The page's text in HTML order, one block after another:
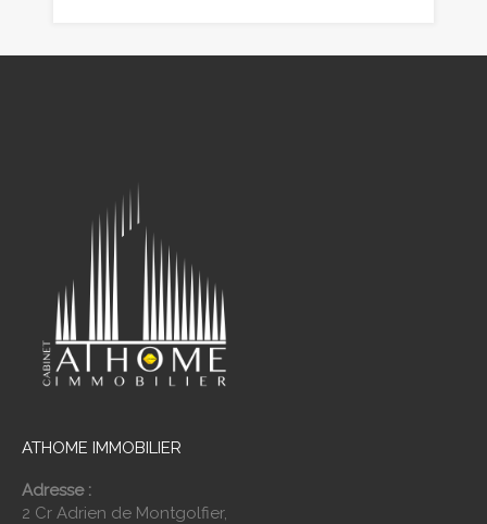
ATHOME IMMOBILIER
Adresse :
2 Cr Adrien de Montgolfier,